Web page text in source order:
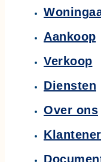
Aankoop
Verkoop
Diensten
Over ons